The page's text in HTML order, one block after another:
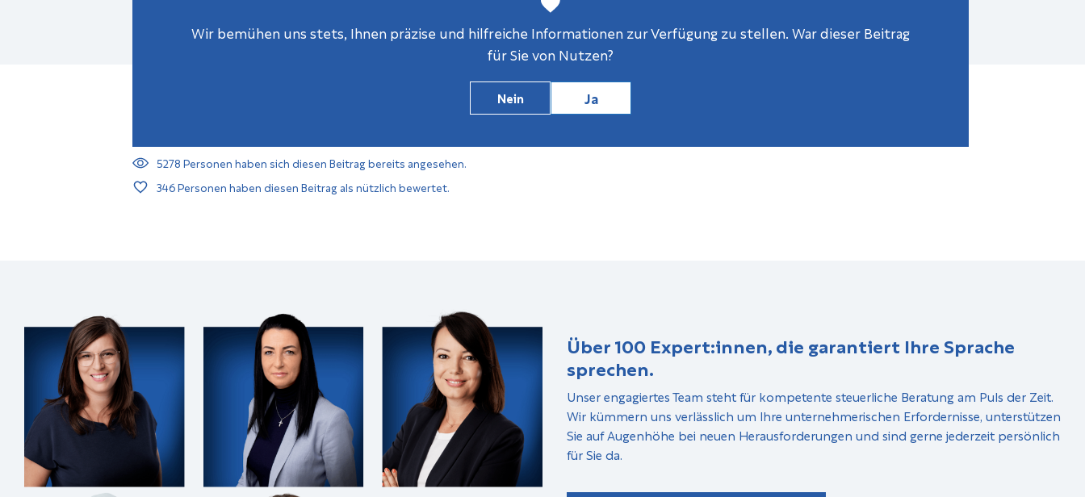
Wir bemühen uns stets, Ihnen präzise und hilfreiche Informationen zur Verfügung zu stellen. War dieser Beitrag
für Sie von Nutzen?
Nein Ja
5278Personen haben sich diesen Beitrag bereits angesehen.
346Personen haben diesen Beitrag als nützlich bewertet.
Über 100 Expert:innen, die garantiert Ihre Sprache
sprechen.
Unser engagiertes Team steht für kompetente steuerliche Beratung am Puls der Zeit.
Wir kümmern uns verlässlich um Ihre unternehmerischen Erfordernisse, unterstützen
Sie auf Augenhöhe bei neuen Herausforderungen und sind gerne jederzeit persönlich
für Sie da.